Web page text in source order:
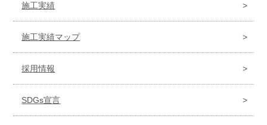
施工実績
施工実績マップ
採用情報
SDGs宣言